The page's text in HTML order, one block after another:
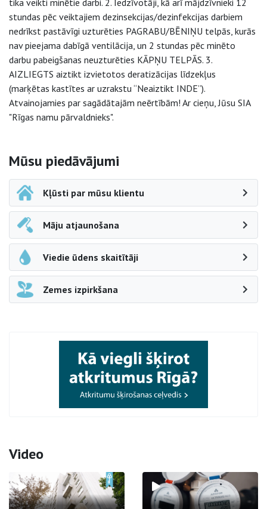
tika veikti minētie darbi. 2. Iedzīvotāji, kā arī mājdzīvnieki 12
stundas pēc veiktajiem dezinsekcijas/dezinfekcijas darbiem
nedrīkst pastāvīgi uzturēties PAGRABU/BĒNIŅU telpās, kurās
nav pieejama dabīgā ventilācija, un 2 stundas pēc minēto
darbu pabeigšanas neuzturēties KĀPŅU TELPĀS. 3.
AIZLIEGTS aiztikt izvietotos deratizācijas līdzekļus
(marķētas kastītes ar uzrakstu “Neaiztikt INDE”).
Atvainojamies par sagādātajām neērtībām! Ar cieņu, Jūsu SIA
"Rīgas namu pārvaldnieks".
Sāna navigācija
Mūsu piedāvājumi
Kļūsti par mūsu klientu
Māju atjaunošana
Viedie ūdens skaitītāji
Zemes izpirkšana
Video